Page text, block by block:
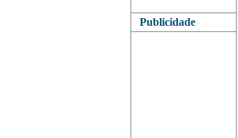
Publicidade